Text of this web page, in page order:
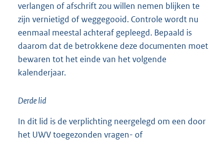
verlangen of afschrift zou willen nemen blijken te
zijn vernietigd of weggegooid. Controle wordt nu
eenmaal meestal achteraf gepleegd. Bepaald is
daarom dat de betrokkene deze documenten moet
bewaren tot het einde van het volgende
kalenderjaar.
Derde lid
In dit lid is de verplichting neergelegd om een door
het UWV toegezonden vragen- of